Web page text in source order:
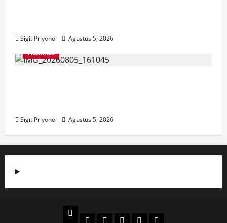
Sigit Priyono
Agustus 5, 2026
Hotnews
Sigit Priyono Agustus 5, 2026
Beranda
PolitikOtomotifEkonomiSosialtentang